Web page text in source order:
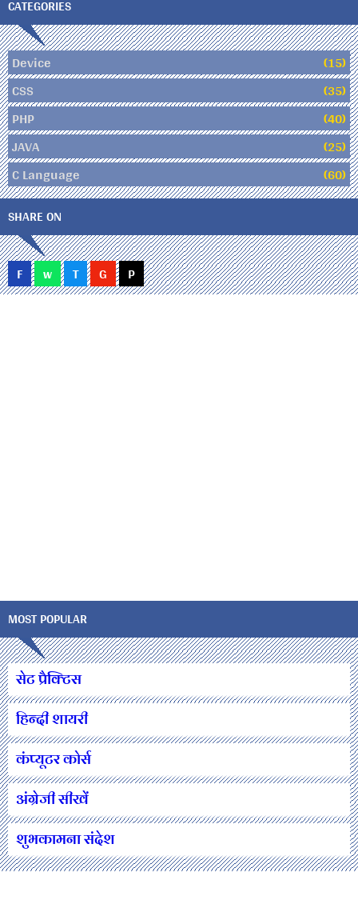
CATEGORIES
Device
(15)
CSS
(35)
PHP
(40)
JAVA
(25)
C Language
(60)
SHARE ON
F w T G P
MOST POPULAR
सेट प्रैक्टिस
हिन्दी शायरी
कंप्यूटर कोर्स
अंग्रेजी सीखें
शुभकामना संदेश